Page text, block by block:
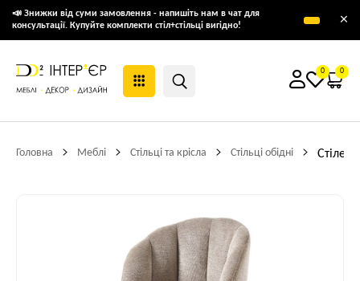
📣 Знижки від суми замовлення - напишіть нам в чат для
консультації. Купуйте комплекти стіл+стільці вигідно!
×
0 0
Головна Меблі Стільці та крісла Стільці обідні